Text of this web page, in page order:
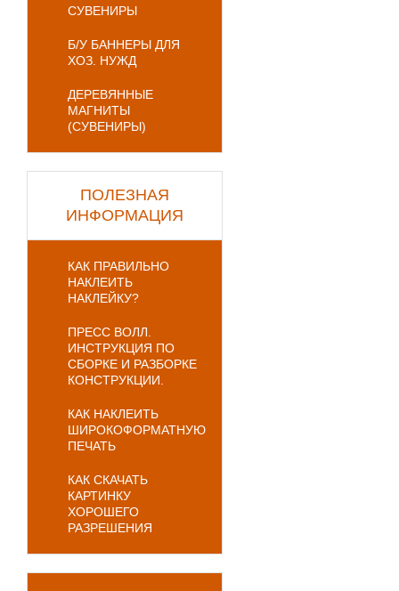
СУВЕНИРЫ
Б/У БАННЕРЫ ДЛЯ
ХОЗ. НУЖД
ДЕРЕВЯННЫЕ
МАГНИТЫ
(СУВЕНИРЫ)
ПОЛЕЗНАЯ
ИНФОРМАЦИЯ
КАК ПРАВИЛЬНО
НАКЛЕИТЬ
НАКЛЕЙКУ?
ПРЕСС ВОЛЛ.
ИНСТРУКЦИЯ ПО
СБОРКЕ И РАЗБОРКЕ
КОНСТРУКЦИИ.
КАК НАКЛЕИТЬ
ШИРОКОФОРМАТНУЮ
ПЕЧАТЬ
КАК СКАЧАТЬ
КАРТИНКУ
ХОРОШЕГО
РАЗРЕШЕНИЯ